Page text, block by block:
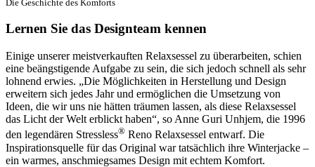
Die Geschichte des Komforts
Lernen Sie das Designteam kennen
Einige unserer meistverkauften Relaxsessel zu überarbeiten, schien
eine beängstigende Aufgabe zu sein, die sich jedoch schnell als sehr
lohnend erwies. „Die Möglichkeiten in Herstellung und Design
erweitern sich jedes Jahr und ermöglichen die Umsetzung von
Ideen, die wir uns nie hätten träumen lassen, als diese Relaxsessel
das Licht der Welt erblickt haben“, so Anne Guri Unhjem, die 1996
den legendären Stressless® Reno Relaxsessel entwarf. Die
Inspirationsquelle für das Original war tatsächlich ihre Winterjacke –
ein warmes, anschmiegsames Design mit echtem Komfort.